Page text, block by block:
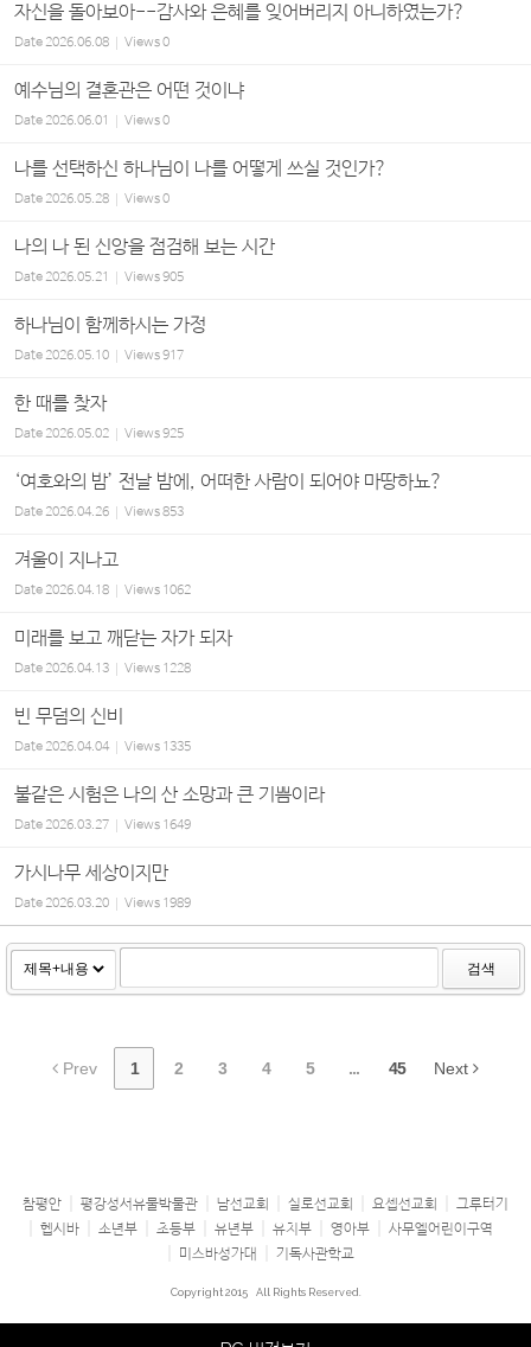
자신을 돌아보아--감사와 은혜를 잊어버리지 아니하였는가?
Date2026.06.08 Views0
예수님의 결혼관은 어떤 것이냐
Date2026.06.01 Views0
나를 선택하신 하나님이 나를 어떻게 쓰실 것인가?
Date2026.05.28 Views0
나의 나 된 신앙을 점검해 보는 시간
Date2026.05.21 Views905
하나님이 함께하시는 가정
Date2026.05.10 Views917
한 때를 찾자
Date2026.05.02 Views925
‘여호와의 밤’ 전날 밤에, 어떠한 사람이 되어야 마땅하뇨?
Date2026.04.26 Views853
겨울이 지나고
Date2026.04.18 Views 1062
미래를 보고 깨닫는 자가 되자
Date2026.04.13 Views 1228
빈 무덤의 신비
Date2026.04.04 Views 1335
불같은 시험은 나의 산 소망과 큰 기쁨이라
Date2026.03.27 Views 1649
가시나무 세상이지만
Date2026.03.20 Views 1989
검색
Prev 1 2 3 4 5 ... 45 Next
참평안 평강성서유물박물관 남선교회 실로선교회 요셉선교회
그루터기
헵시바
소년부 초등부 유년부 유치부 영아부
사무엘어린이구역
미스바성가대
기독사관학교
Copyright 2015 All Rights Reserved.